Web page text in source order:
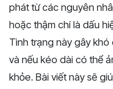
phát từ các nguyên
hoặc thậm chí là dấu
Tình trạng này gây
và nếu kéo dài có thể
khỏe. Bài viết này sẽ